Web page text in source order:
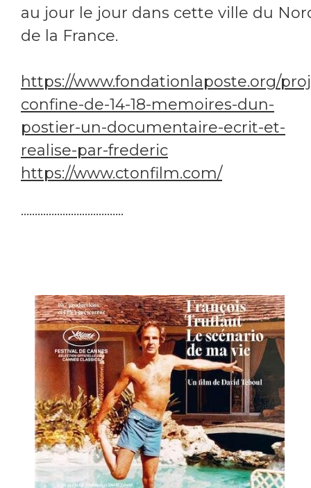
au jour le jour dans cette ville du
de la France.
https://www.fondationlaposte.org/
confine-de-14-18-memoires-dun-
postier-un-documentaire-ecrit-et-
realise-par-frederic
https://www.ctonfilm.com/
.....................................